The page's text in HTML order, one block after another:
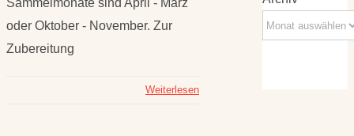
Sammelmonate sind April - März
oder Oktober - November. Zur
Zubereitung
Weiterlesen